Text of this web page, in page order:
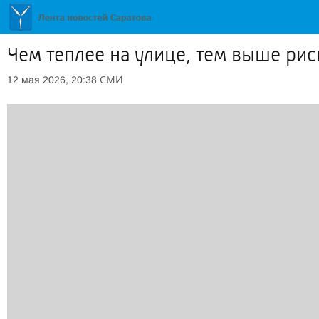
Чем теплее на улице, тем выше
12 мая 2026, 20:38 СМИ